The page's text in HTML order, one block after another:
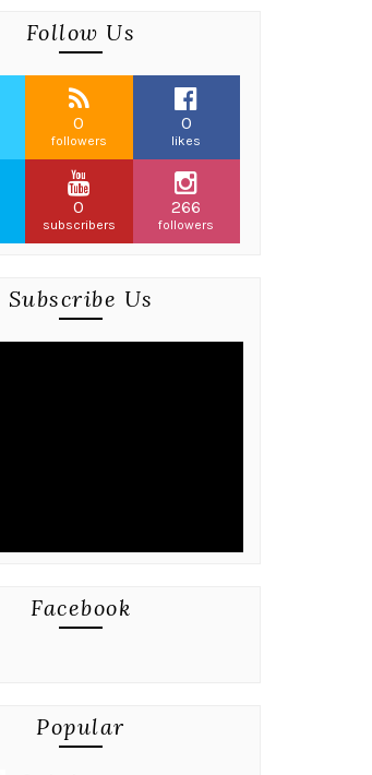
Follow Us
0
followers
0
likes
0
subscribers
266
followers
Subscribe Us
Facebook
Popular